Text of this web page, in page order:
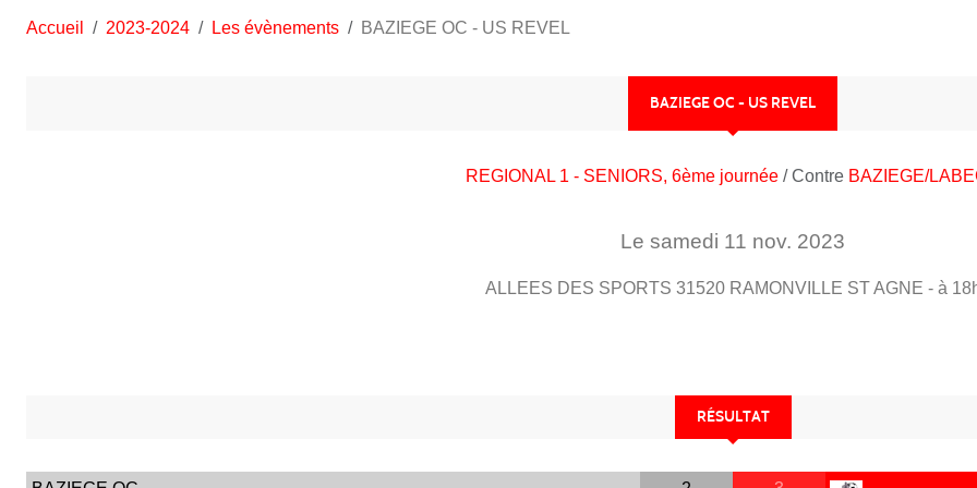
Accueil 2023-2024 Les évènements BAZIEGE OC - US REVEL
BAZIEGE OC - US REVEL
REGIONAL 1 - SENIORS, 6ème journée / Contre BAZIEGE/
Le samedi 11 nov. 2023
ALLEES DES SPORTS 31520 RAMONVILLE ST AGNE - à
RÉSULTAT